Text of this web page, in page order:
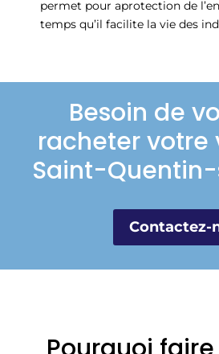
permet pour aprotection de
temps qu’il facilite la vie des
Besoin de
racheter votre
Saint-
Contactez-